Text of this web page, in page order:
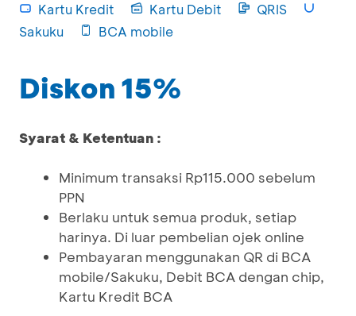
Kartu Kredit Kartu Debit
QRIS
Sakuku
BCA mobile
Diskon 15%
Syarat & Ketentuan :
Minimum transaksi Rp115.000 sebelum
PPN
Berlaku untuk semua produk, setiap
harinya. Di luar pembelian ojek online
Pembayaran menggunakan QR di BCA
mobile/Sakuku, Debit BCA dengan chip,
Kartu Kredit BCA